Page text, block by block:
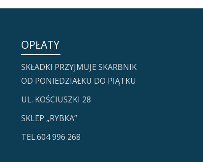
OPŁATY
SKŁADKI PRZYJMUJE SKARBNIK
OD PONIEDZIAŁKU DO PIĄTKU
UL. KOŚCIUSZKI 28
SKLEP „RYBKA”
TEL.604 996 268